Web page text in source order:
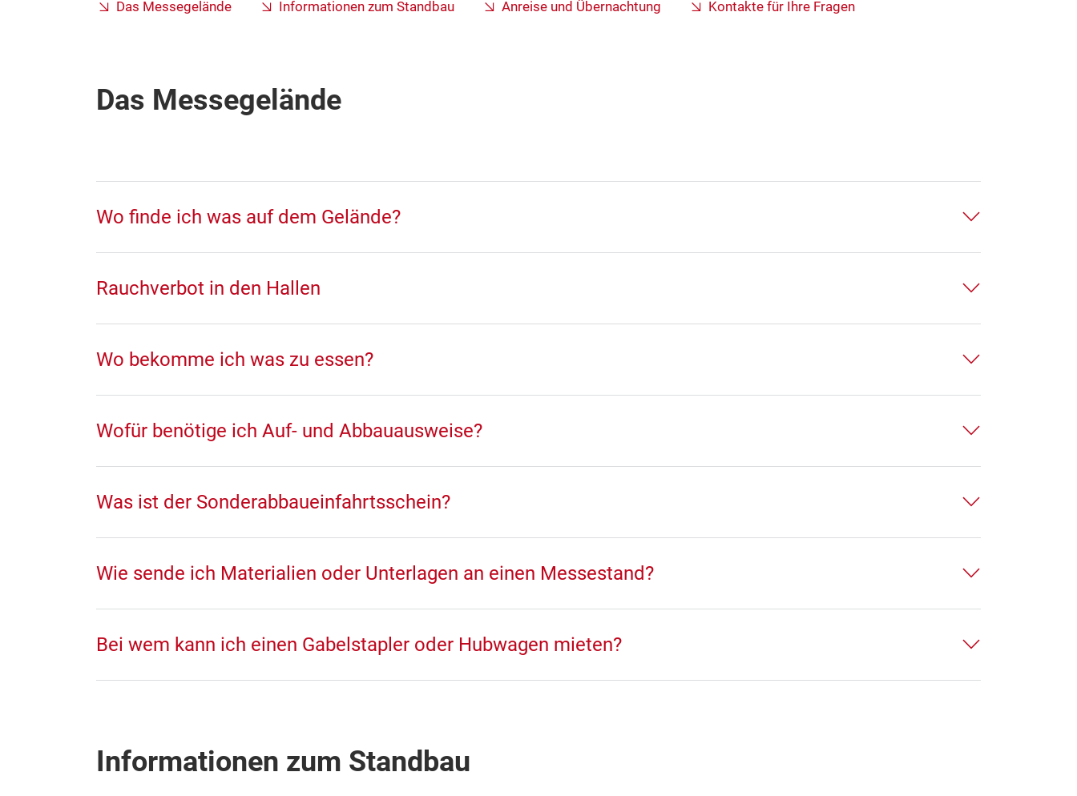
Das Messegelände Informationen zum Standbau Anreise und Übernachtung Kontakte für Ihre Fragen
Das Messegelände
Wo finde ich was auf dem Gelände?
Rauchverbot in den Hallen
Wo bekomme ich was zu essen?
Wofür benötige ich Auf- und Abbauausweise?
Was ist der Sonderabbaueinfahrtsschein?
Wie sende ich Materialien oder Unterlagen an einen Messestand?
Bei wem kann ich einen Gabelstapler oder Hubwagen mieten?
Informationen zum Standbau